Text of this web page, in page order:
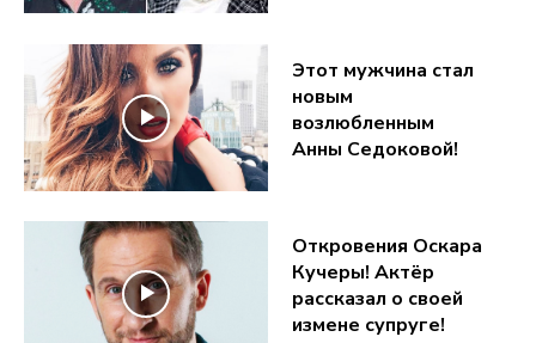
Этот мужчина стал
новым
возлюбленным
Анны Седоковой!
Откровения Оскара
Кучеры! Актёр
рассказал о своей
измене супруге!